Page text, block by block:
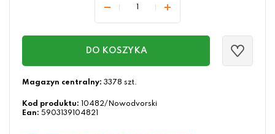
DO KOSZYKA
Magazyn centralny: 3378 szt.
Kod produktu:
10482/Nowodvorski
Ean: 5903139104821